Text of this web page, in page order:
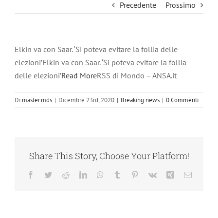
Precedente Prossimo
Elkin va con Saar. ‘Si poteva evitare la follia delle
elezioni’Elkin va con Saar. ‘Si poteva evitare la follia
delle elezioni’Read MoreRSS di Mondo – ANSA.it
Di master.mds | Dicembre 23rd, 2020 | Breaking news | 0 Commenti
Share This Story, Choose Your Platform!
Facebook
TwitterRedditLinkedInWhatsApp
Tumblr Pinterest
Vk Xing Email